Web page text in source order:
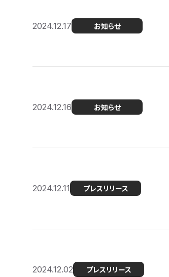
2024.12.17 お知らせ
2024.12.16 お知らせ
2024.12.11 プレスリリース
2024.12.02 プレスリリース